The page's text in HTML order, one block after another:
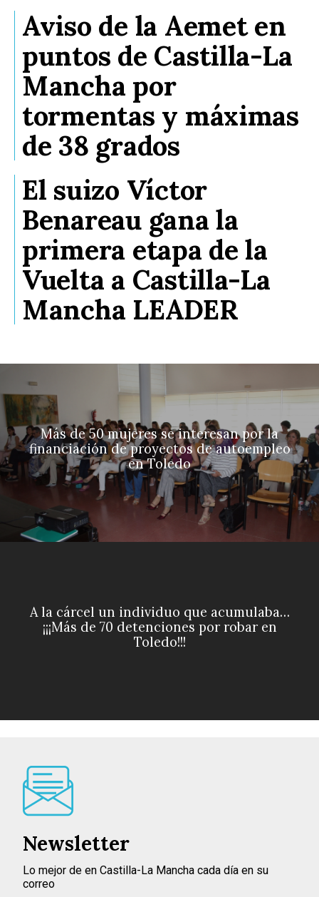
Aviso de la Aemet en
puntos de Castilla-La
Mancha por
tormentas y máximas
de 38 grados
El suizo Víctor
Benareau gana la
primera etapa de la
Vuelta a Castilla-La
Mancha LEADER
Más de 50 mujeres se interesan por la
financiación de proyectos de autoempleo
en Toledo
A la cárcel un individuo que acumulaba…
¡¡¡Más de 70 detenciones por robar en
Toledo!!!
Newsletter
Lo mejor de en Castilla-La Mancha cada día en su
correo